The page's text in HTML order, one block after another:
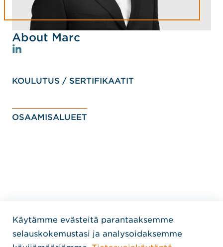
About Marc
KOULUTUS / SERTIFIKAATIT
OSAAMISALUEET
Home Jensen Hughes
SEURAA MEITÄ
Käytämme evästeitä parantaaksemme
selauskokemustasi ja analysoidaksemme